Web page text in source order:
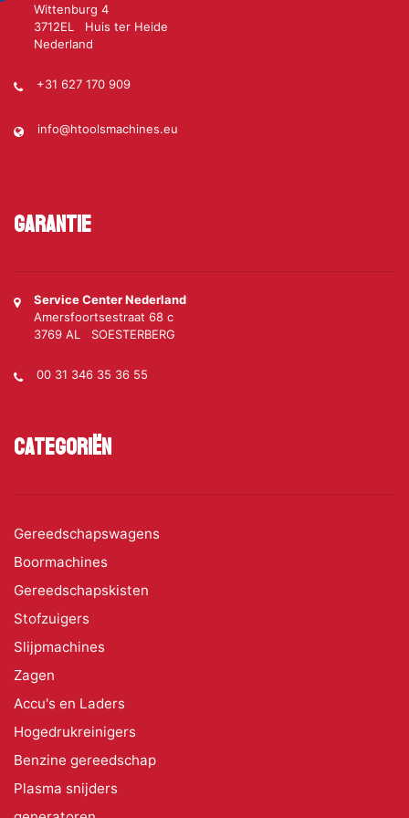
Wittenburg 4
3712EL Huis ter Heide
Nederland
+31 627 170 909
info@htoolsmachines.eu
Garantie
Service Center Nederland
Amersfoortsestraat 68 c
3769 AL SOESTERBERG
00 31 346 35 36 55
Categoriën
Gereedschapswagens
Boormachines
Gereedschapskisten
Stofzuigers
Slijpmachines
Zagen
Accu's en Laders
Hogedrukreinigers
Benzine gereedschap
Plasma snijders